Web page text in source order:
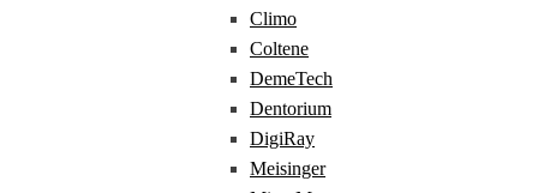
Climo
Coltene
DemeTech
Dentorium
DigiRay
Meisinger